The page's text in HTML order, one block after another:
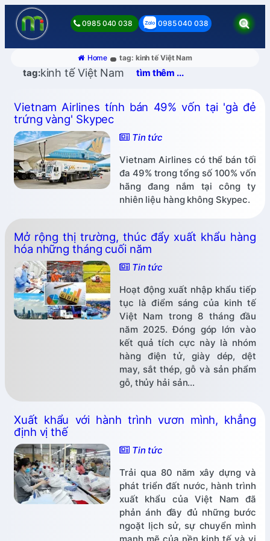
0985 040 038 0985 040 038
Home tag: kinh tế Việt Nam
tag:kinh tế Việt Nam tìm thêm ...
Vietnam Airlines tính bán 49% vốn tại 'gà đẻ
trứng vàng' Skypec
Tin tức
Vietnam Airlines có thể bán tối
đa 49% trong tổng số 100% vốn
hãng đang nắm tại công ty
nhiên liệu hàng không Skypec.
Mở rộng thị trường, thúc đẩy xuất khẩu hàng
hóa những tháng cuối năm
Tin tức
Hoạt động xuất nhập khẩu tiếp
tục là điểm sáng của kinh tế
Việt Nam trong 8 tháng đầu
năm 2025. Đóng góp lớn vào
kết quả tích cực này là nhóm
hàng điện tử, giày dép, dệt
may, sắt thép, gỗ và sản phẩm
gỗ, thủy hải sản…
Xuất khẩu với hành trình vươn mình, khẳng
định vị thế
Tin tức
Trải qua 80 năm xây dựng và
phát triển đất nước, hành trình
xuất khẩu của Việt Nam đã
phản ánh đầy đủ những bước
ngoặt lịch sử, sự chuyển mình